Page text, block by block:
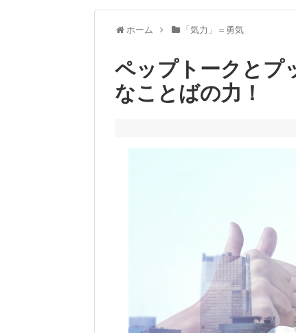
ホーム 「気力」＝勇気
ペップトークとプ
なことばの力！